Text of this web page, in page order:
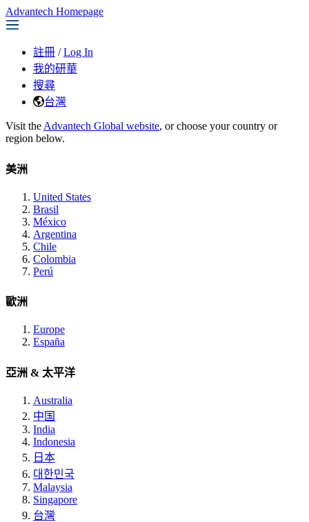
Advantech Homepage
註冊 / Log In
我的研華
搜尋
台灣
Visit the Advantech Global website, or choose your country or
region below.
美洲
United States
Brasil
México
Argentina
Chile
Colombia
Perú
歐洲
Europe
España
亞洲 & 太平洋
Australia
中国
India
Indonesia
日本
대한민국
Malaysia
Singapore
台灣